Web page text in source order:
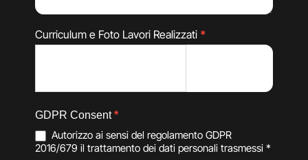
Curriculum e Foto Lavori Realizzati *
GDPR Consent*
2016/679 il trattamento dei dati personali trasmessi *